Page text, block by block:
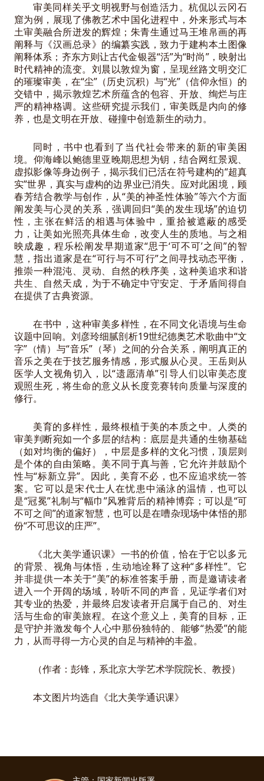
审美同样关乎文明视野与创造活力。杭侃以云冈石
窟为例，展现了佛教艺术中国化进程中，外来形式与本
土审美融合所迸发的辉煌；朱青生通过马王堆帛画的再
阐释与《汉画总录》的编纂实践，致力于建构本土图像
阐释体系；齐东方则让古代金银器“活”为“时尚”，映射出
时代精神的流变。刘晨以敦煌为窗，呈现丝路文明交汇
的璀璨审美，在“尘”（历史沉积）与“光”（信仰永恒）的
交错中，揭示敦煌艺术所蕴含的包容、开放、绚烂与庄
严的精神格调。这些研究提示我们，审美既是内向的修
养，也是文明在开放、碰撞中创造新生的动力。
同时，书中也看到了当代社会带来的新的审美困
境。仰海峰以鲍德里亚晚期思想为钥，结合网红景观、
虚拟影像等身边例子，揭示我们已活在符号建构的“超真
实”世界，真实与虚构的边界业已消失。应对此困境，顾
春芳结合教学与创作，从“美的神圣性体验”等六个方面
阐发美与心灵的关系，强调回归“美的发生现场”的迫切
性，主张在鲜活的相遇与体验中，重拾被遮蔽的感受
力，让美如光照亮具体生命，改变人生的质地。与之相
映成趣，程乐松阐发早期道家“思于‘可不可’之间”的智
慧，指出道家是在“可行与不可行”之间寻找动态平衡，
推崇一种混沌、灵动、自然的秩序美，这种美追求和谐
共生、自然天成，为于不确定中守安定、于矛盾间得自
在提供了古典资源。
在书中，这种审美多样性，在不同文化语境与生命
议题中回响。刘彦玲细腻剖析19世纪德奥艺术歌曲中“文
字”（情）与“音乐”（琴）之间的分合关系，阐明真正的
音乐之美在于技艺服务情感，形式服从心灵。王岳则从
医学人文视角切入，以“遗愿清单”引导人们以审美态度
观照生死，将生命的意义从长度竞赛转向质量与深度的
修行。
美育的多样性，最终根植于美的本质之中。人类的
审美判断宛如一个多层的结构：底层是共通的生物基础
（如对均衡的偏好），中层是多样的文化习惯，顶层则
是个体的自由策略。美不同于真与善，它允许并鼓励个
性与“标新立异”。因此，美育不必，也不应追求统一答
案。它可以是宋代士人在忧患中涵泳的温情，也可以
是“冠冕”礼制与“幅巾”风雅背后的精神博弈；可以是“可
不可之间”的道家智慧，也可以是在嘈杂现场中体悟的那
份“不可思议的庄严”。
《北大美学通识课》一书的价值，恰在于它以多元
的背景、视角与体悟，生动地诠释了这种“多样性”。它
并非提供一本关于“美”的标准答案手册，而是邀请读者
进入一个开阔的场域，聆听不同的声音，见证学者们对
其专业的热爱，并最终启发读者开启属于自己的、对生
活与生命的审美旅程。在这个意义上，美育的目标，正
是守护并激发每个人心中那份独特的、能够“热爱”的能
力，从而寻得一方心灵的自足与精神的丰盈。
（作者：彭锋，系北京大学艺术学院院长、教授）
本文图片均选自《北大美学通识课》